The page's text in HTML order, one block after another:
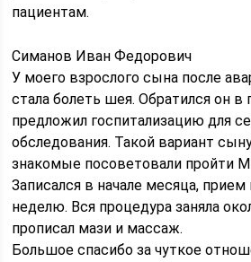
пациентам.
Симанов Иван Федорович
У моего взрослого сына после
стала болеть шея. Обратился он в
предложил госпитализацию для
обследования. Такой вариант
знакомые посоветовали пройти
Записался в начале месяца, прием
неделю. Вся процедура заняла
прописал мази и массаж.
Большое спасибо за чуткое